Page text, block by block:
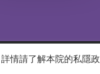
情請了解本院的私隱政